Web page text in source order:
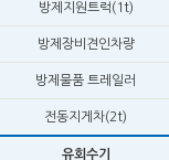
방제지원트럭(1t)
방제장비견인차량
방제물품 트레일러
전동지게차(2t)
유회수기